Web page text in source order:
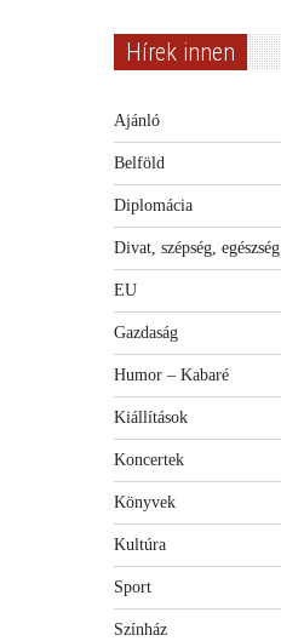
Hírek innen
Ajánló
Belföld
Diplomácia
Divat, szépség, egészség
EU
Gazdaság
Humor – Kabaré
Kiállítások
Koncertek
Könyvek
Kultúra
Sport
Színház